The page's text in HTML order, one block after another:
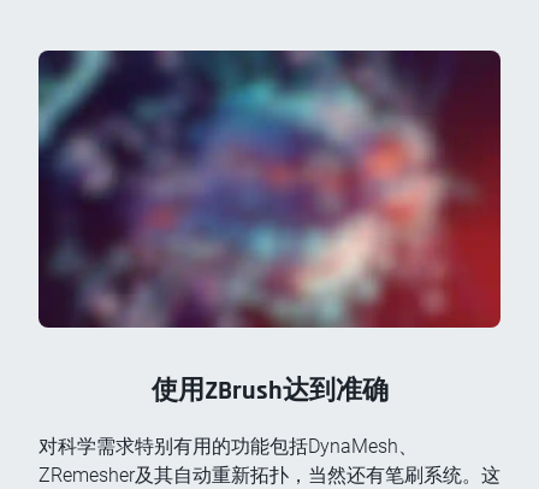
使用ZBrush达到准确
对科学需求特别有用的功能包括DynaMesh、
ZRemesher及其自动重新拓扑，当然还有笔刷系统。这